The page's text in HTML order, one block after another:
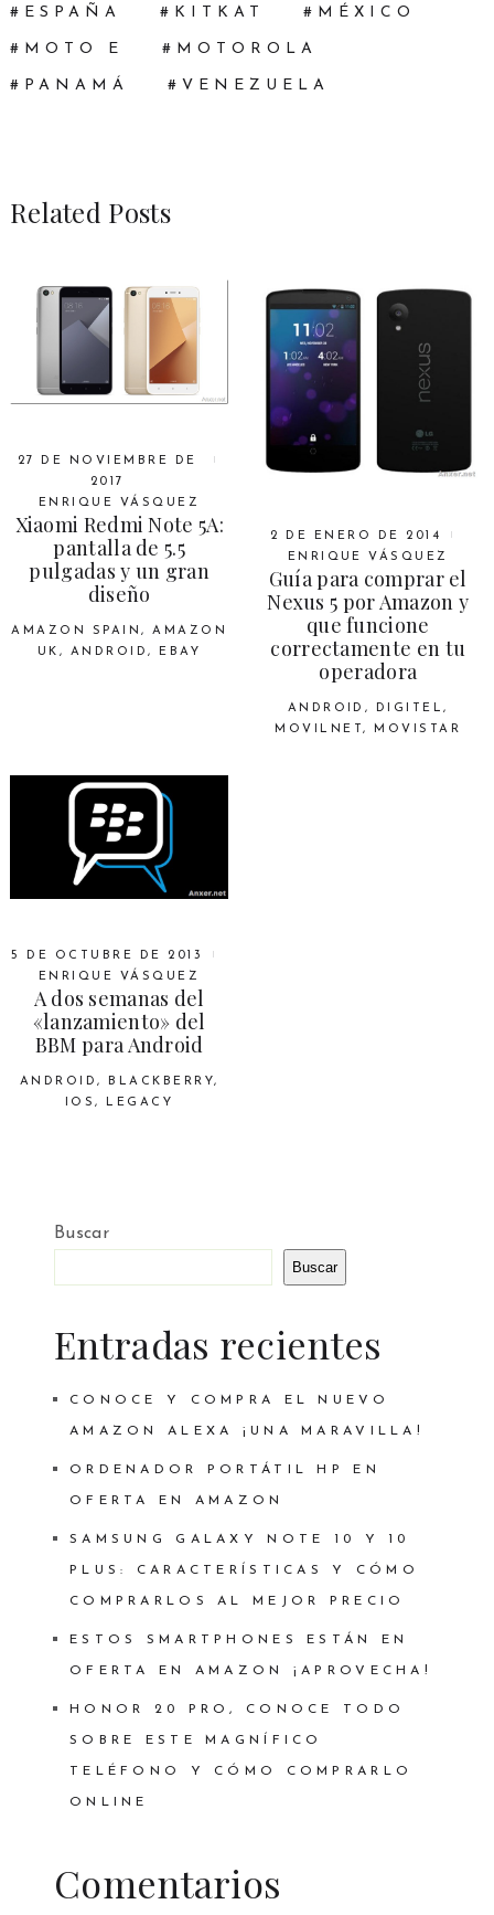
ESPAÑA KITKAT MÉXICO
MOTO E MOTOROLA
PANAMÁ VENEZUELA
Related Posts
27 DE NOVIEMBRE DE
2017
ENRIQUE VÁSQUEZ
Xiaomi Redmi Note 5A:
pantalla de 5.5
pulgadas y un gran
diseño
AMAZON SPAIN,AMAZON
UK , ANDROID, EBAY
2 DE ENERO DE 2014
ENRIQUE VÁSQUEZ
Guía para comprar el
Nexus 5 por Amazon y
que funcione
correctamente en tu
operadora
ANDROID , DIGITEL,
MOVILNET, MOVISTAR
5 DE OCTUBRE DE 2013
ENRIQUE VÁSQUEZ
A dos semanas del
«lanzamiento» del
BBM para Android
ANDROID, BLACKBERRY,
IOS, LEGACY
Buscar
Buscar
Entradas recientes
CONOCE Y COMPRA EL NUEVO
AMAZON ALEXA ¡UNA MARAVILLA!
ORDENADOR PORTÁTIL HP EN
OFERTA EN AMAZON
SAMSUNG GALAXY NOTE 10 Y 10
PLUS: CARACTERÍSTICAS Y CÓMO
COMPRARLOS AL MEJOR PRECIO
ESTOS SMARTPHONES ESTÁN EN
OFERTA EN AMAZON ¡APROVECHA!
HONOR 20 PRO, CONOCE TODO
SOBRE ESTE MAGNÍFICO
TELÉFONO Y CÓMO COMPRARLO
ONLINE
Comentarios